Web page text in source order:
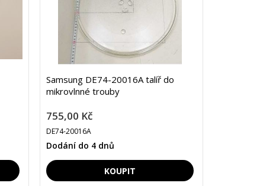
Samsung DE74-20016A talíř do
mikrovlnné trouby
755,00 Kč
DE74-20016A
Dodání do 4 dnů